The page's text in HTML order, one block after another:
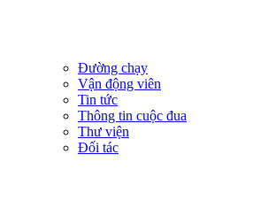
Đường chạy
Vận động viên
Tin tức
Thông tin cuộc đua
Thư viện
Đối tác